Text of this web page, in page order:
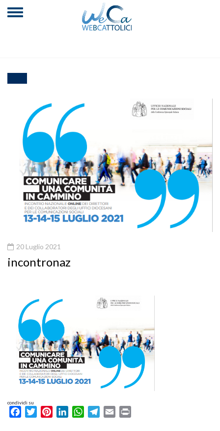
20 Luglio 2021
incontronaz
condividi su
FacebookTwitterPinterestLinkedInWhatsAppTelegram
Email